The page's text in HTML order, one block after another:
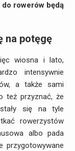
rowerów będą
na potęgę
wiosna i lato,
intensywnie
a także sami
też przyznać, że
się na tyle
rowerzystów
albo pada
przygotowywane